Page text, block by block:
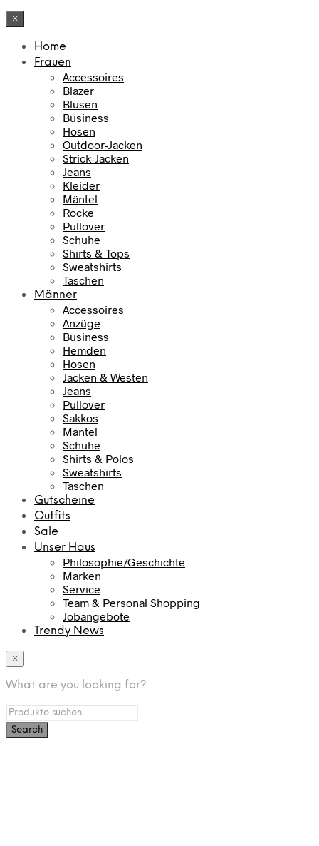
×
Home
Frauen
Accessoires
Blazer
Blusen
Business
Hosen
Outdoor-Jacken
Strick-Jacken
Jeans
Kleider
Mäntel
Röcke
Pullover
Schuhe
Shirts & Tops
Sweatshirts
Taschen
Männer
Accessoires
Anzüge
Business
Hemden
Hosen
Jacken & Westen
Jeans
Pullover
Sakkos
Mäntel
Schuhe
Shirts & Polos
Sweatshirts
Taschen
Gutscheine
Outfits
Sale
Unser Haus
Philosophie/Geschichte
Marken
Service
Team & Personal Shopping
Jobangebote
Trendy News
×
What are you looking for?